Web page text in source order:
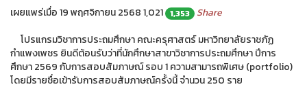
เผยแพร่เมื่อ 19 พฤศจิกายน 25681,021 1,353
Share
โปรแกรมวิชาการประถมศึกษา คณะครุศาสตร์ มหาวิทยาลัยราชภัฏ
กำแพงเพชร ยินดีต้อนรับว่าที่นักศึกษาสาขาวิชาการประถมศึกษา ปีการ
ศึกษา 2569 กับการสอบสัมภาษณ์ รอบ 1 ความสามารถพิเศษ (portfolio)
โดยมีรายชื่อเข้ารับการสอบสัมภาษณ์ครั้งนี้ จำนวน 250 ราย